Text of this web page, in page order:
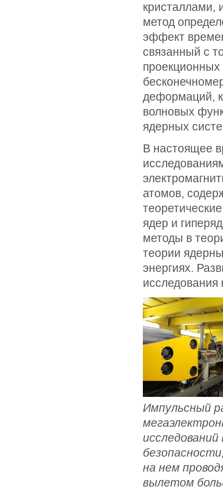
кристаллами,
метод
эффект
связанный с
деформаций,
волновых
ядерных
В настоящее
атомов,
ядер и
методы в
теории
энергиях.
исследования
Импульсный
на нем
вылетом